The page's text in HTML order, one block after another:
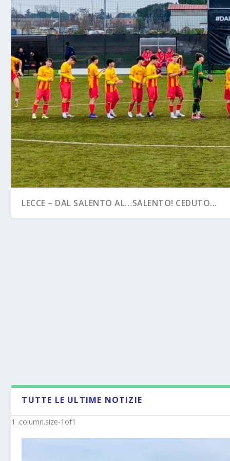
LECCE – DAL SALENTO AL…SALENTO! CEDUTO...
TUTTE LE ULTIME NOTIZIE